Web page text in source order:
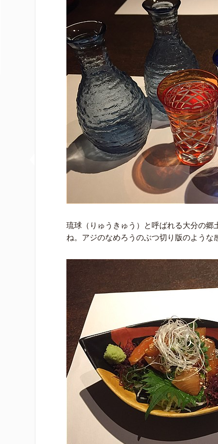
琉球（りゅうきゅう）と呼ばれる大分の
ね。アジのなめろうのぶつ切り版のような